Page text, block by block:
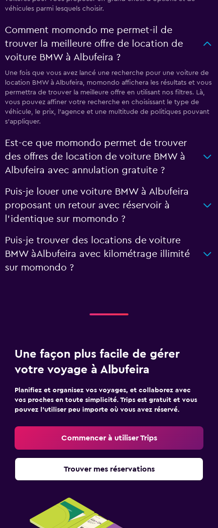
véhicules parmi lesquels choisir.
Comment momondo me permet-il de
trouver la meilleure offre de location de
voiture BMW à Albufeira ?
Une fois que vous avez lancé une recherche pour une voiture de
location BMW à Albufeira, momondo affichera les résultats et vous
permettra de trouver la meilleure offre en utilisant nos filtres. Là,
vous pouvez affiner votre recherche en choisissant le type de
véhicule, le prix, l'agence et une multitude de politiques pouvant
s'appliquer.
Est-ce que momondo permet de trouver
des offres de location de voiture BMW à
Albufeira avec annulation gratuite ?
Puis-je louer une voiture BMW à Albufeira
proposant un retour avec réservoir à
l'identique sur momondo ?
Puis-je trouver des locations de voiture
BMW àAlbufeira avec kilométrage illimité
sur momondo ?
Une façon plus facile de gérer
votre voyage à Albufeira
Planifiez et organisez vos voyages, et collaborez avec
vos proches en toute simplicité. Trips est gratuit et vous
pouvez l’utiliser peu importe où vous avez réservé.
Commencer à utiliser Trips
Trouver mes réservations